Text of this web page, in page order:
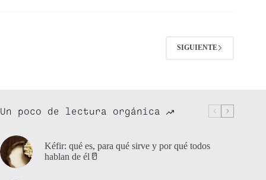
SIGUIENTE
Un poco de lectura orgánica
Kéfir: qué es, para qué sirve y por qué todos
hablan de él🥛